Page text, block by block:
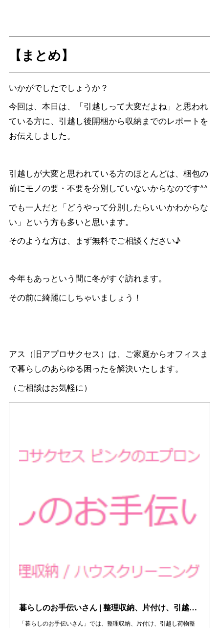
【まとめ】
いかがでしたでしょうか？
今回は、本日は、「引越しって大変だよね」と思われ
ている方に、引越し後開梱から収納までのレポートを
お伝えしました。
引越しが大変と思われている方のほとんどは、梱包の
前にモノの要・不要を分別していないからなのです^^
でも一人だと「どうやって分別したらいいかわからな
い」という方も多いと思います。
そのような方は、まず無料でご相談ください♪
今年もあっという間に冬がすぐ訪れます。
その前に綺麗にしちゃいましょう！
アス（旧アプロサクセス）は、ご家庭からオフィスま
で暮らしのあらゆる困ったを解決いたします。
（ご相談はお気軽に）
暮らしのお手伝いさん | 整理収納、片付け、引越し、終活、家事代行をお手伝い | 大阪・兵庫・京都の関西エリア
「暮らしのお手伝いさん」では、整理収納、片付け、引越し荷物整